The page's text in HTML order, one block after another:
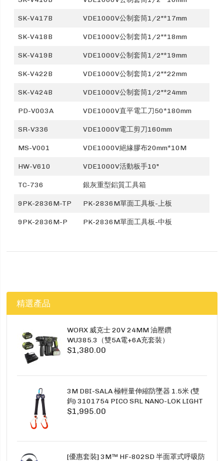
SK-V417B VDE1000V公制套筒1/2"*17mm
SK-V418B VDE1000V公制套筒1/2"*18mm
SK-V419B VDE1000V公制套筒1/2"*19mm
SK-V422B VDE1000V公制套筒1/2"*22mm
SK-V424B VDE1000V公制套筒1/2"*24mm
PD-V003A VDE1000V直平電工刀50*180mm
SR-V336 VDE1000V電工剪刀160mm
MS-V001 VDE1000V絕緣膠布20mm*10M
HW-V610 VDE1000V活動板手10"
TC-736 銀灰重型鋁質工具箱
9PK-2836M-TP PK-2836M單面工具板-上板
9PK-2836M-P PK-2836M單面工具板-中板
精選產品
WORX 威克士 20V 24MM 油壓鑽
WU385.3（雙5A電+6A充套裝）
$1,380.00
3M DBI-SALA 極輕量伸縮防墜器 1.5米 (雙
鉤) 3101754 PICO SRL NANO-LOK LIGHT
1.5M TWINS
$1,995.00
[優惠套裝] 3M™ HF-802SD 半面罩式呼吸防